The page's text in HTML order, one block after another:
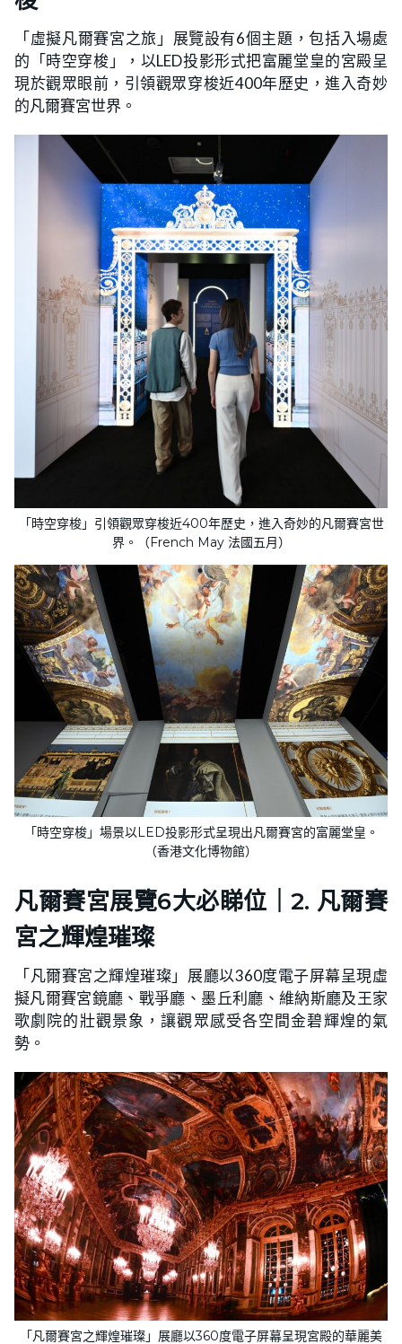
「虛擬凡爾賽宮之旅」展覽設有6個主題，包括入場處
的「時空穿梭」，以LED投影形式把富麗堂皇的宮殿呈
現於觀眾眼前，引領觀眾穿梭近400年歷史，進入奇妙
的凡爾賽宮世界。
「時空穿梭」引領觀眾穿梭近400年歷史，進入奇妙的凡爾賽宮世
界。（French May 法國五月）
「時空穿梭」場景以LED投影形式呈現出凡爾賽宮的富麗堂皇。
（香港文化博物館）
凡爾賽宮展覽6大必睇位｜2. 凡爾賽
宮之輝煌璀璨
「凡爾賽宮之輝煌璀璨」展廳以360度電子屏幕呈現虛
擬凡爾賽宮鏡廳、戰爭廳、墨丘利廳、維納斯廳及王家
歌劇院的壯觀景象，讓觀眾感受各空間金碧輝煌的氣
勢。
「凡爾賽宮之輝煌璀璨」展廳以360度電子屏幕呈現宮殿的華麗美